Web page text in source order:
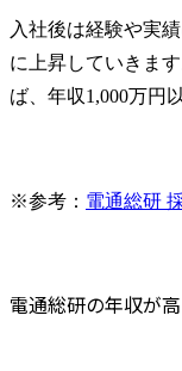
入社後は経験や実
に上昇していきま
ば、年収1,000万円
※参考： 電通総研
電通総研の年収が